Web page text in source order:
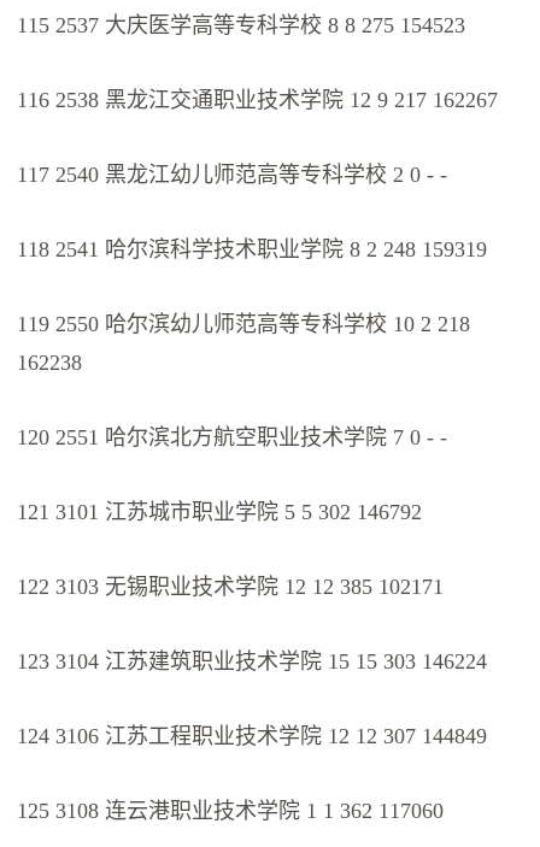
115 2537 大庆医学高等专科学校 8 8 275 154523
116 2538 黑龙江交通职业技术学院 12 9 217 162267
117 2540 黑龙江幼儿师范高等专科学校 2 0 - -
118 2541 哈尔滨科学技术职业学院 8 2 248 159319
119 2550 哈尔滨幼儿师范高等专科学校 10 2 218
162238
120 2551 哈尔滨北方航空职业技术学院 7 0 - -
121 3101 江苏城市职业学院 5 5 302 146792
122 3103 无锡职业技术学院 12 12 385 102171
123 3104 江苏建筑职业技术学院 15 15 303 146224
124 3106 江苏工程职业技术学院 12 12 307 144849
125 3108 连云港职业技术学院 1 1 362 117060